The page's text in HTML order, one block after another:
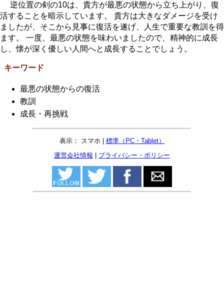
逆位置の剣の10は、貴方が最悪の状態から立ち上がり、復
活することを暗示しています。 貴方は大きなダメージを受け
ましたが、そこから見事に復活を遂げ、人生で重要な教訓を得
ます。 一度、最悪の状態を味わいましたので、精神的に成長
し、懐が深く優しい人間へと成長することでしょう。
キーワード
最悪の状態からの復活
教訓
成長・再挑戦
表示： スマホ | 標準（PC・Tablet）
運営会社情報 | プライバシー・ポリシー